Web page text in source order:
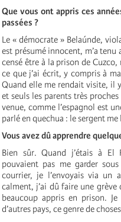
Que vous ont appris ces
passées ?
Le « démocrate » Belaúnde,
est présumé innocent, m’a tenu
censé être à la prison de
ce que j’ai écrit, y compris à
Quand elle me rendait visite, il
et seuls les parents très
venue, comme l’espagnol est
parlé en quechua : le sergent me
Vous avez dû apprendre
Bien sûr. Quand j’étais à El
pouvaient pas me garder
courrier, je l’envoyais via un
calment, j’ai dû faire une
beaucoup appris en prison.
d’autres pays, ce genre de